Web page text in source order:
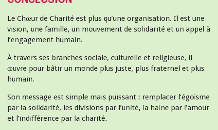
Le Chœur de Charité est plus qu’une organisation. Il est une
vision, une famille, un mouvement de solidarité et un appel à
l’engagement humain.
À travers ses branches sociale, culturelle et religieuse, il
œuvre pour bâtir un monde plus juste, plus fraternel et plus
humain.
Son message est simple mais puissant : remplacer l’égoïsme
par la solidarité, les divisions par l’unité, la haine par l’amour
et l’indifférence par la charité.